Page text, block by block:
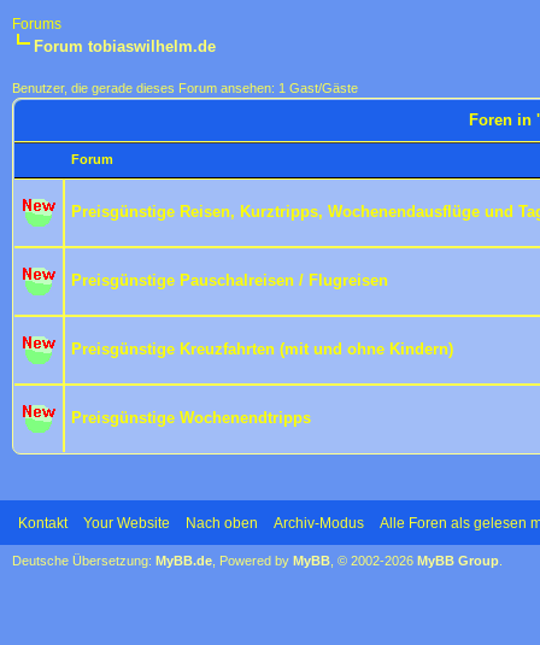
Forums
Forum tobiaswilhelm.de
Benutzer, die gerade dieses Forum ansehen: 1 Gast/Gäste
Foren in
Forum
Preisgünstige Reisen, Kurztripps, Wochenendausflüge und
Preisgünstige Pauschalreisen / Flugreisen
Preisgünstige Kreuzfahrten (mit und ohne Kindern)
Preisgünstige Wochenendtripps
Kontakt Your Website Nach oben Archiv-Modus Alle Foren als gelesen
Deutsche Übersetzung: MyBB.de , Powered by MyBB , © 2002-2026 MyBB Group